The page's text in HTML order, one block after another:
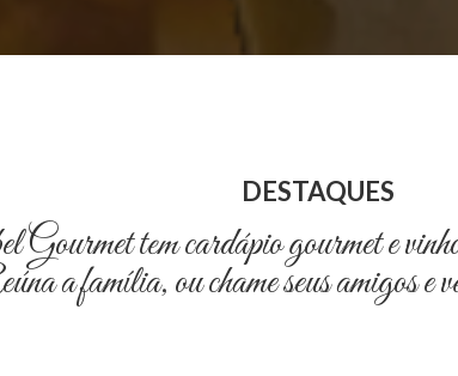
DESTAQUES
tem cardápio gourmet e
a família, ou chame seus amigos e